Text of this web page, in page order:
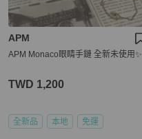
APM
APM Monaco眼睛手鏈 全新未使用✨
TWD 1,200
全新品 本地 免運